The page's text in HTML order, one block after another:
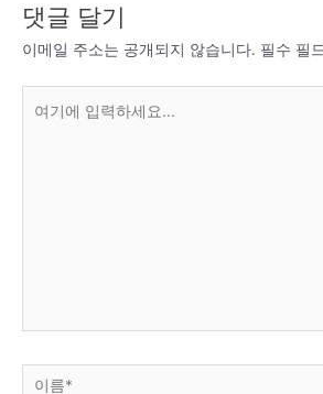
댓글 달기
이메일 주소는 공개되지 않습니다. 필수 필